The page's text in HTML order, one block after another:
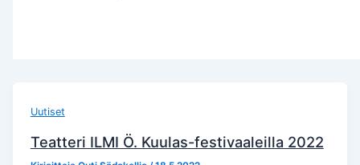
Uutiset
Teatteri ILMI Ö. Kuulas-festivaaleilla 2022